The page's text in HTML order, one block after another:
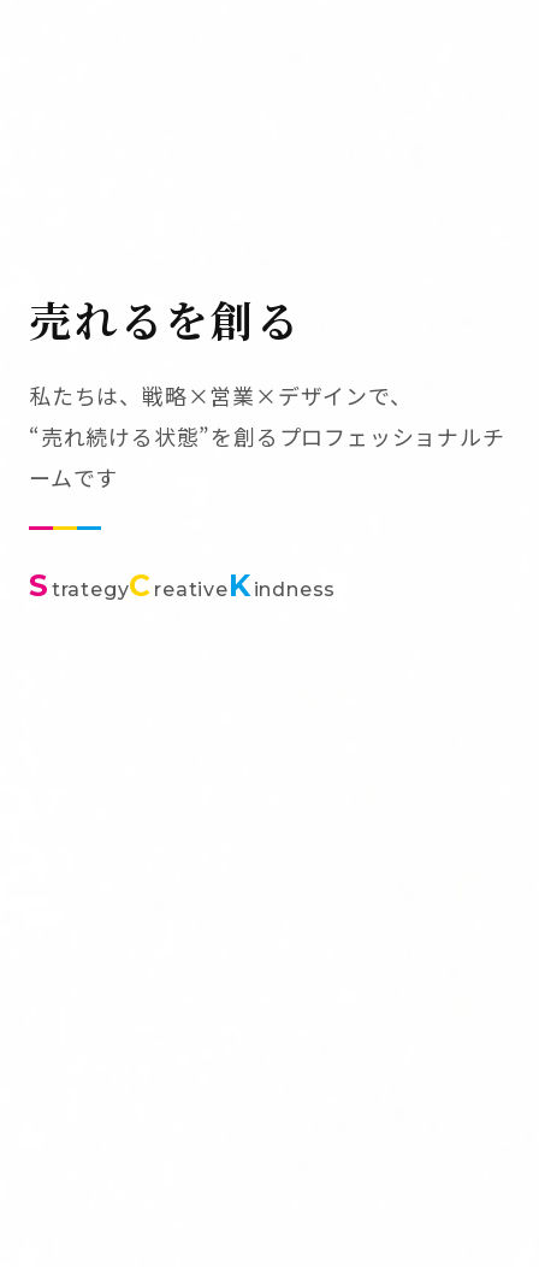
売れるを創る
私たちは、戦略×営業×デザインで、
“売れ続ける状態”を創るプロフェッショナルチ
ームです
S trategyC reativeKindness